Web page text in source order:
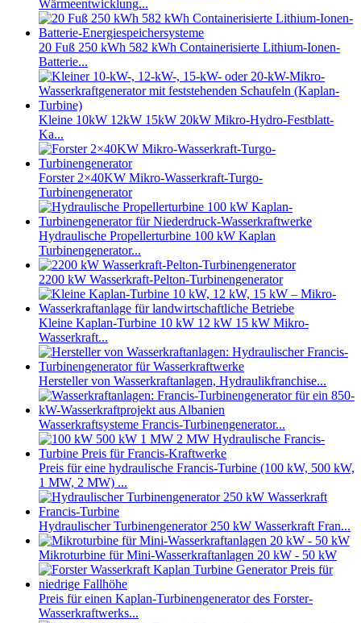
Wärmeentwicklung...
20 Fuß 250 kWh 582 kWh Containerisierte Lithium-Ionen-
Batterie...
Kleine 10kW 12kW 15kW 20kW Mikro-Hydro-Festblatt-
Ka...
Forster 2×40KW Mikro-Wasserkraft-Turgo-
Turbinengenerator
Hydraulische Propellerturbine 100 kW Kaplan
Turbinengenerator...
2200 kW Wasserkraft-Pelton-Turbinengenerator
Kleine Kaplan-Turbine 10 kW 12 kW 15 kW Mikro-
Wasserkraft...
Hersteller von Wasserkraftanlagen, Hydraulikfranchise...
Wasserkraftsysteme Francis-Turbinengenerator...
Preis für eine hydraulische Francis-Turbine (100 kW, 500 kW,
1 MW, 2 MW) ...
Hydraulischer Turbinengenerator 250 kW Wasserkraft Fran...
Mikroturbine für Mini-Wasserkraftanlagen 20 kW - 50 kW
Preis für einen Kaplan-Turbinengenerator des Forster-
Wasserkraftwerks...